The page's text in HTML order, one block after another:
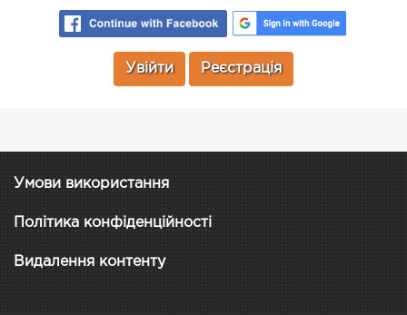
Увійти Реєстрація
Умови використання
Політика конфіденційності
Видалення контенту